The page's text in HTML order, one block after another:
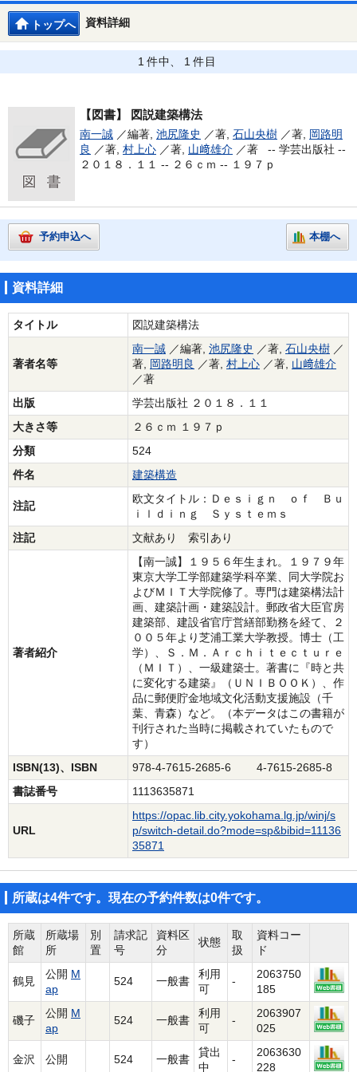
資料詳細
トップへ
1 件中、 1 件目
【図書】 図説建築構法
南一誠 ／編著, 池尻隆史 ／著, 石山央樹 ／著, 岡路明
良 ／著, 村上心 ／著, 山﨑雄介 ／著 -- 学芸出版社 --
２０１８．１１ -- ２６ｃｍ -- １９７ｐ
予約申込へ 本棚へ
資料詳細
タイトル 図説建築構法
著者名等
南一誠 ／編著, 池尻隆史 ／著, 石山央樹 ／
著, 岡路明良 ／著, 村上心 ／著, 山﨑雄介
／著
出版
学芸出版社 ２０１８．１１
大きさ等
２６ｃｍ １９７ｐ
分類
524
件名
建築構造
注記
欧文タイトル：Ｄｅｓｉｇｎ ｏｆ Ｂｕ
ｉｌｄｉｎｇ Ｓｙｓｔｅｍｓ
注記
文献あり 索引あり
著者紹介
【南一誠】１９５６年生まれ。１９７９年
東京大学工学部建築学科卒業、同大学院お
よびＭＩＴ大学院修了。専門は建築構法計
画、建築計画・建築設計。郵政省大臣官房
建築部、建設省官庁営繕部勤務を経て、２
００５年より芝浦工業大学教授。博士（工
学）、Ｓ．Ｍ．Ａｒｃｈｉｔｅｃｔｕｒｅ
（ＭＩＴ）、一級建築士。著書に『時と共
に変化する建築』（ＵＮＩＢＯＯＫ）、作
品に郵便貯金地域文化活動支援施設（千
葉、青森）など。（本データはこの書籍が
刊行された当時に掲載されていたもので
す）
ISBN(13)、ISBN
978-4-7615-2685-6 4-7615-2685-8
書誌番号
1113635871
URL
https://opac.lib.city.yokohama.lg.jp/winj/s
p/switch-detail.do?mode=sp&bibid=11136
35871
所蔵は4件です。現在の予約件数は0件です。
所蔵
館
所蔵場
所
別
置
請求記
号
資料区
分
状態
取
扱
資料コー
ド
鶴見
公開 M
ap
524 一般書
利用
可
-
2063750
185
磯子
公開 M
ap
524 一般書
利用
可
-
2063907
025
金沢 公開 524 一般書
貸出
中
-
2063630
228